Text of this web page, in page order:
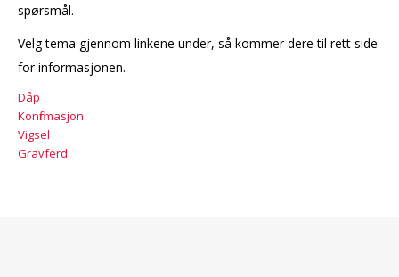
KALENDER
KONTAKT
GRAVPLASSMYNDIGHETEN
spørsmål.
Velg tema gjennom linkene under, så kommer dere til rett side
for informasjonen.
Dåp
Konfirmasjon
Vigsel
Gravferd